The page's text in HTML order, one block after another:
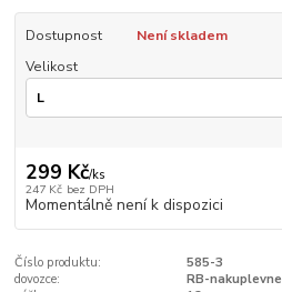
Dostupnost
Není skladem
Velikost
299 Kč/ks
247 Kč bez DPH
Momentálně není k dispozici
Číslo produktu:
585-3
dovozce:
RB-nakuplevne